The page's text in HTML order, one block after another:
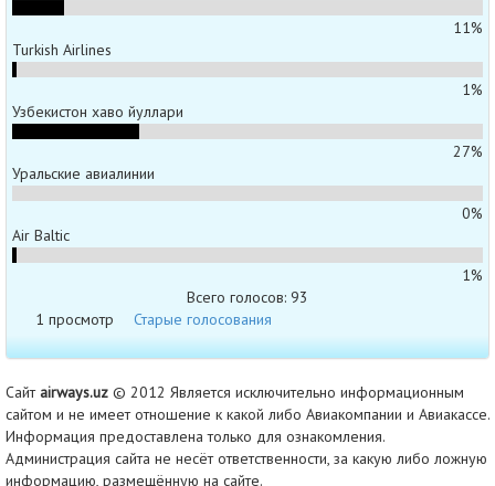
11%
Turkish Airlines
1%
Узбекистон хаво йуллари
27%
Уральские авиалинии
0%
Air Baltic
1%
Всего голосов: 93
1 просмотр
Старые голосования
Сайтairways.uz © 2012 Является исключительно информационным
сайтом и не имеет отношение к какой либо Авиакомпании и Авиакассе.
Информация предоставлена только для ознакомления.
Администрация сайта не несёт ответственности, за какую либо ложную
информацию, размещённую на сайте.